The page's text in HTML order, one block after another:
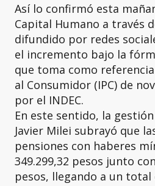
Así lo confirmó esta
Capital Humano a través
difundido por redes
el incremento bajo la
que toma como
al Consumidor (IPC) de
por el INDEC.
En este sentido, la
Javier Milei subrayó que
pensiones con haberes
349.299,32 pesos junto
pesos, llegando a un total